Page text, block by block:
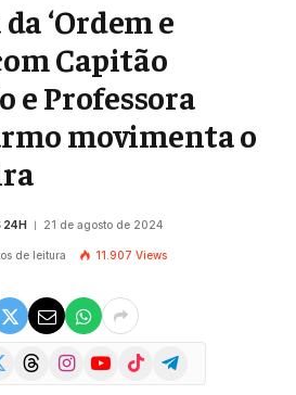
‘Ordem e
Capitão
e Professora
movimenta o
24H 21 de agosto de 2024
de leitura 11.907 Views
ThreadsInstagramYouTubeTikTok Telegram